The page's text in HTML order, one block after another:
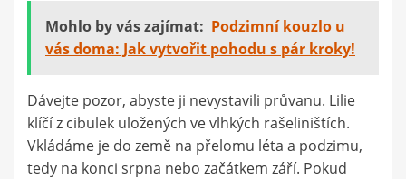
Mohlo by vás zajímat: Podzimní kouzlo u
vás doma: Jak vytvořit pohodu s pár kroky!
Dávejte pozor, abyste ji nevystavili průvanu. Lilie
klíčí z cibulek uložených ve vlhkých rašeliništích.
Vkládáme je do země na přelomu léta a podzimu,
tedy na konci srpna nebo začátkem září. Pokud